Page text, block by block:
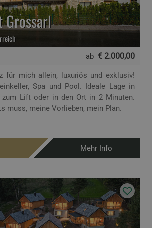
Grossarl
ab € 2.000,00
für mich allein, luxuriös und exklusiv!
Spa und Pool. Ideale Lage in
zum Lift oder in den Ort in 2 Minuten.
muss, meine Vorlieben, mein Plan.
Mehr Info